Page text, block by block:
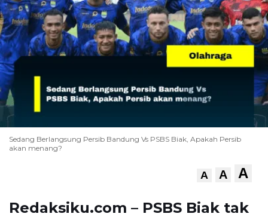
Sedang Berlangsung Persib Bandung Vs PSBS Biak, Apakah Persib
akan menang?
A A A
Redaksiku.com – PSBS Biak tak